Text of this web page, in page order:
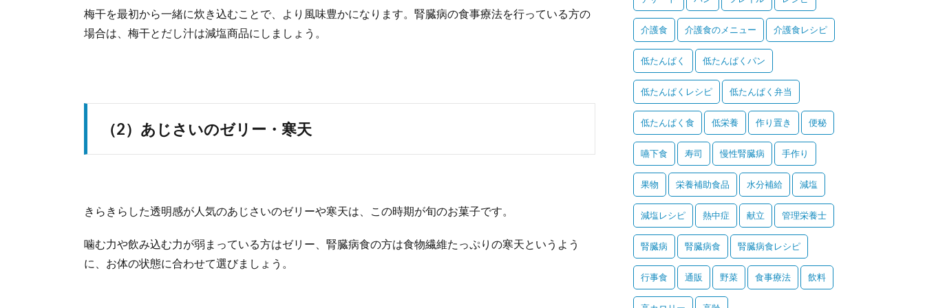
梅干を最初から一緒に炊き込むことで、より風味豊かになります。腎臓病の食事療法を行っている方の
場合は、梅干とだし汁は減塩商品にしましょう。
（2）あじさいのゼリー・寒天
きらきらした透明感が人気のあじさいのゼリーや寒天は、この時期が旬のお菓子です。
噛む力や飲み込む力が弱まっている方はゼリー、腎臓病食の方は食物繊維たっぷりの寒天というよう
に、お体の状態に合わせて選びましょう。
介護食 介護食のメニュー 介護食レシピ
低たんぱく 低たんぱくパン
低たんぱくレシピ 低たんぱく弁当
低たんぱく食 低栄養 作り置き 便秘
嚥下食 寿司 慢性腎臓病 手作り
果物 栄養補助食品 水分補給 減塩
減塩レシピ 熱中症 献立 管理栄養士
腎臓病 腎臓病食 腎臓病食レシピ
行事食 通販 野菜 食事療法 飲料